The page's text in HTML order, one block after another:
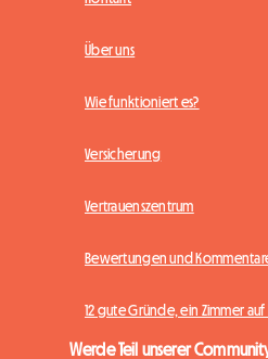
Über uns
Wie funktioniert es?
Versicherung
Vertrauenszentrum
Bewertungen und
12 gute Gründe, ein Zimmer
Werde Teil unserer